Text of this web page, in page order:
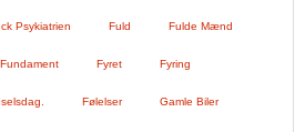
Psykiatrien Fuld Fulde Mænd
Fundament Fyret Fyring
Følelser Gamle Biler